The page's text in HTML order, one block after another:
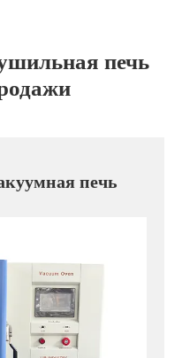
печь
печь